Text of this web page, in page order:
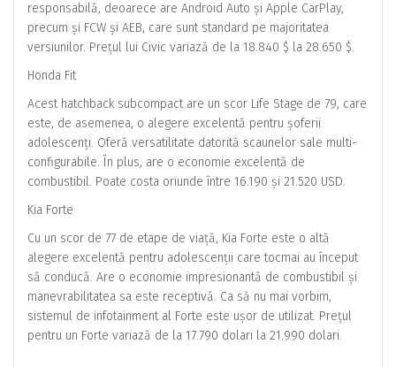
responsabilă, deoarece are Android Auto și Apple CarPlay,
precum și FCW și AEB, care sunt standard pe majoritatea
versiunilor. Prețul lui Civic variază de la 18.840 $ la 28.650 $.
Honda Fit
Acest hatchback subcompact are un scor Life Stage de 79, care
este, de asemenea, o alegere excelentă pentru șoferii
adolescenți. Oferă versatilitate datorită scaunelor sale multi-
configurabile. În plus, are o economie excelentă de
combustibil. Poate costa oriunde între 16.190 și 21.520 USD.
Kia Forte
Cu un scor de 77 de etape de viață, Kia Forte este o altă
alegere excelentă pentru adolescenții care tocmai au început
să conducă. Are o economie impresionantă de combustibil și
manevrabilitatea sa este receptivă. Ca să nu mai vorbim,
sistemul de infotainment al Forte este ușor de utilizat. Prețul
pentru un Forte variază de la 17.790 dolari la 21.990 dolari.